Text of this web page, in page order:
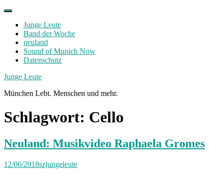
Skip
contentJunge Leute
Band der Woche
neuland
Sound of Munich Now
Datenschutz
Facebook
Twitter
Instagram
Junge Leute
München Lebt. Menschen und mehr.
Schlagwort: Cello
Neuland: Musikvideo Raphaela Gromes
12/06/2018szjungeleute